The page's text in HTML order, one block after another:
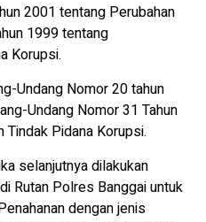
2001 tentang Perubahan
1999 tentang
Korupsi.
Undang Nomor 20 tahun
Undang Nomor 31 Tahun
Pidana Korupsi.
selanjutnya dilakukan
Rutan Polres Banggai untuk
dengan jenis